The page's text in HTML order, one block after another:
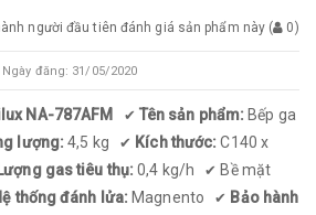
người đầu tiên đánh giá sản phẩm này ( 0)
Ngày đăng: 31/05/2020
NA-787AFM ✔ Tên sản phẩm: Bếp ga
lượng:4,5 kg ✔ Kích thước:C140 x
Lượng gas tiêu thụ: 0,4 kg/h ✔ Bề mặt
thống đánh lửa: Magnento ✔ Bảo hành